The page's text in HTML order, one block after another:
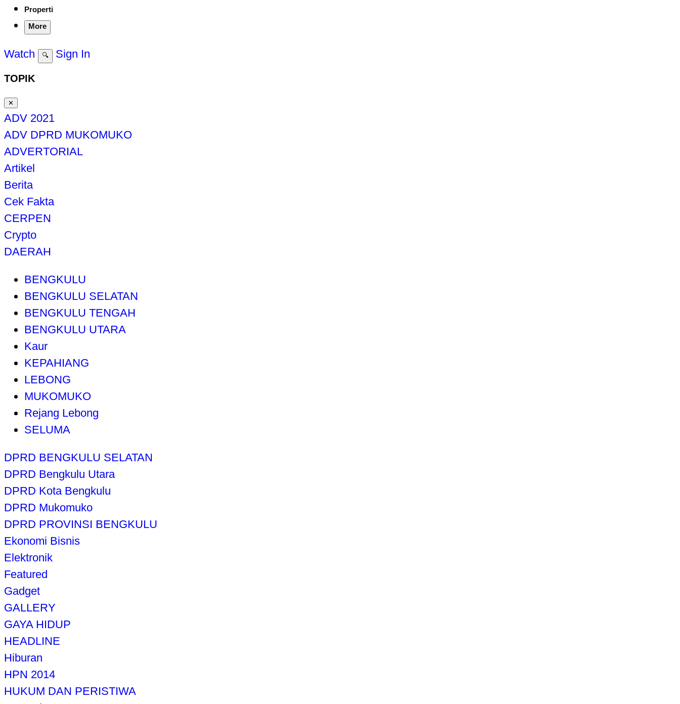
Properti
More
Watch 🔍 Sign In
TOPIK
✕
ADV 2021
ADV DPRD MUKOMUKO
ADVERTORIAL
Artikel
Berita
Cek Fakta
CERPEN
Crypto
DAERAH
BENGKULU
BENGKULU SELATAN
BENGKULU TENGAH
BENGKULU UTARA
Kaur
KEPAHIANG
LEBONG
MUKOMUKO
Rejang Lebong
SELUMA
DPRD BENGKULU SELATAN
DPRD Bengkulu Utara
DPRD Kota Bengkulu
DPRD Mukomuko
DPRD PROVINSI BENGKULU
Ekonomi Bisnis
Elektronik
Featured
Gadget
GALLERY
GAYA HIDUP
HEADLINE
Hiburan
HPN 2014
HUKUM DAN PERISTIWA